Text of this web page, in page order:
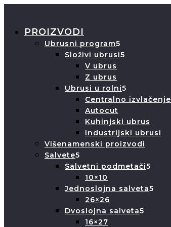
PROIZVODI
Ubrusni program
Složivi ubrusi
V ubrus
Z ubrus
Ubrusi u rolni
Centralno izvlačenje
Autocut
Kuhinjski ubrus
Industrijski ubrusi
Višenamenski proizvodi
Salvete
Salvetni podmetači
10×10
Jednoslojna salveta
26×26
Dvoslojna salveta
16×27